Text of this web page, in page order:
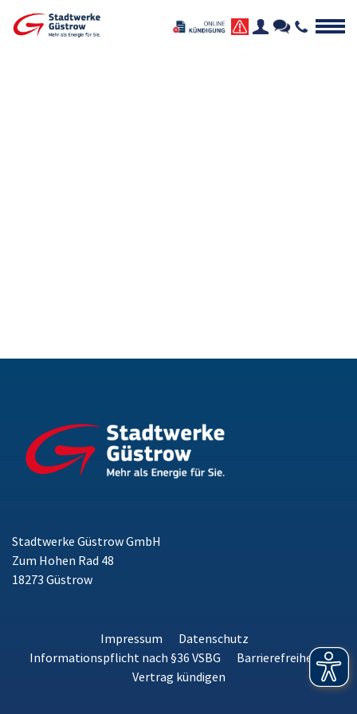
Stadtwerke Güstrow GmbH
Zum Hohen Rad 48
18273 Güstrow
Impressum
Datenschutz
Informationspflicht nach §36 VSBG
Barrierefreiheit
Vertrag kündigen